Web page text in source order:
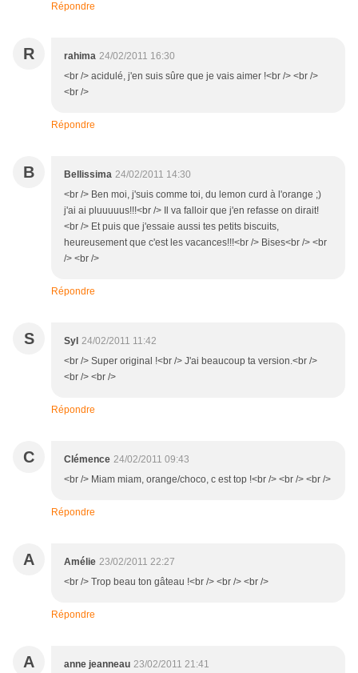
Répondre
R rahima 24/02/2011 16:30
<br /> acidulé, j'en suis sûre que je vais aimer !<br /> <br />
<br />
Répondre
B Bellissima 24/02/2011 14:30
<br /> Ben moi, j'suis comme toi, du lemon curd à l'orange ;)
j'ai ai pluuuuus!!!<br /> Il va falloir que j'en refasse on dirait!
<br /> Et puis que j'essaie aussi tes petits biscuits,
heureusement que c'est les vacances!!!<br /> Bises<br /> <br
/> <br />
Répondre
S Syl 24/02/2011 11:42
<br /> Super original !<br /> J'ai beaucoup ta version.<br />
<br /> <br />
Répondre
C Clémence 24/02/2011 09:43
<br /> Miam miam, orange/choco, c est top !<br /> <br /> <br />
Répondre
A Amélie 23/02/2011 22:27
<br /> Trop beau ton gâteau !<br /> <br /> <br />
Répondre
A anne jeanneau 23/02/2011 21:41